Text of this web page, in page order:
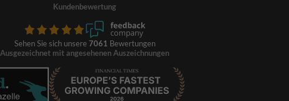
Kundenbewertung
Sehen Sie sich unsere 7061 Bewertungen
Ausgezeichnet mit angesehenen Auszeichnungen